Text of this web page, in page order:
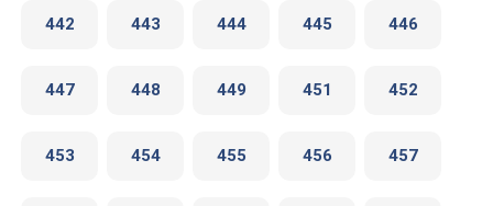
442 443 444 445 446
447 448 449 451 452
453 454 455 456 457